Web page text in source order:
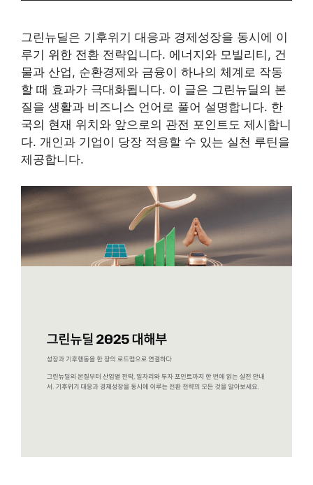
그린뉴딜은 기후위기 대응과 경제성장을 동시에 이
루기 위한 전환 전략입니다. 에너지와 모빌리티, 건
물과 산업, 순환경제와 금융이 하나의 체계로 작동
할 때 효과가 극대화됩니다. 이 글은 그린뉴딜의 본
질을 생활과 비즈니스 언어로 풀어 설명합니다. 한
국의 현재 위치와 앞으로의 관전 포인트도 제시합니
다. 개인과 기업이 당장 적용할 수 있는 실천 루틴을
제공합니다.